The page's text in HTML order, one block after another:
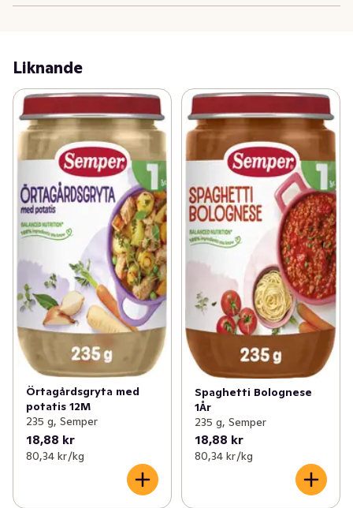
Liknande
Örtagårdsgryta med
potatis 12M
235 g, Semper
18,88 kr
80,34 kr /kg
Spaghetti Bolognese
1År
235 g, Semper
18,88 kr
80,34 kr /kg